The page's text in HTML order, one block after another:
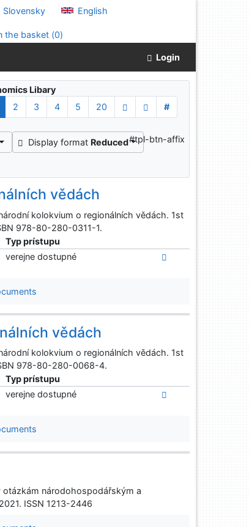
Slovensky English
the basket (0)
Login
Libary
2 3 4 5 20
#
Display format Reduced#tpl-btn-affix
vědách
kolokvium o regionálních vědách. 1st
978-80-280-0311-1.
Typ prístupu
verejne dostupné
vědách
kolokvium o regionálních vědách. 1st
978-80-280-0068-4.
Typ prístupu
verejne dostupné
národohospodářským a
ISSN 1213-2446